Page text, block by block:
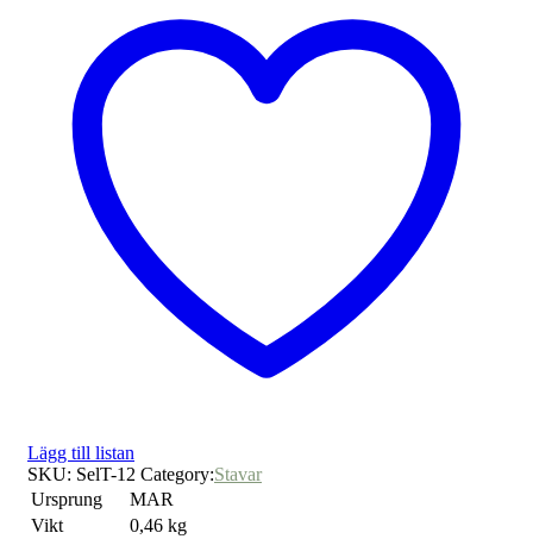
Lägg till listan
SKU: SelT-12 Category:Stavar
Ursprung
MAR
Vikt
0,46 kg